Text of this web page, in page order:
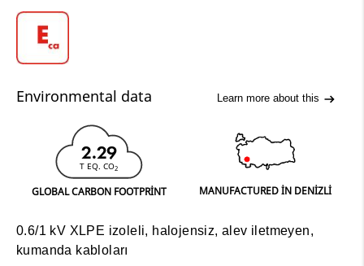
Environmental data Learn more about this
2.29
T EQ. CO2
GLOBAL CARBON FOOTPRINT MANUFACTURED IN DENIZLI
0.6/1 kV XLPE izoleli, halojensiz, alev iletmeyen,
kumanda kabloları